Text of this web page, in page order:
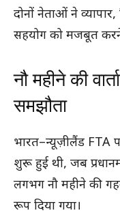
दोनों नेताओं ने
सहयोग को मजबूत करने
नौ महीने की
समझौता
भारत–न्यूज़ीलैंड FTA
शुरू हुई थी, जब
लगभग नौ महीने की
रूप दिया गया।